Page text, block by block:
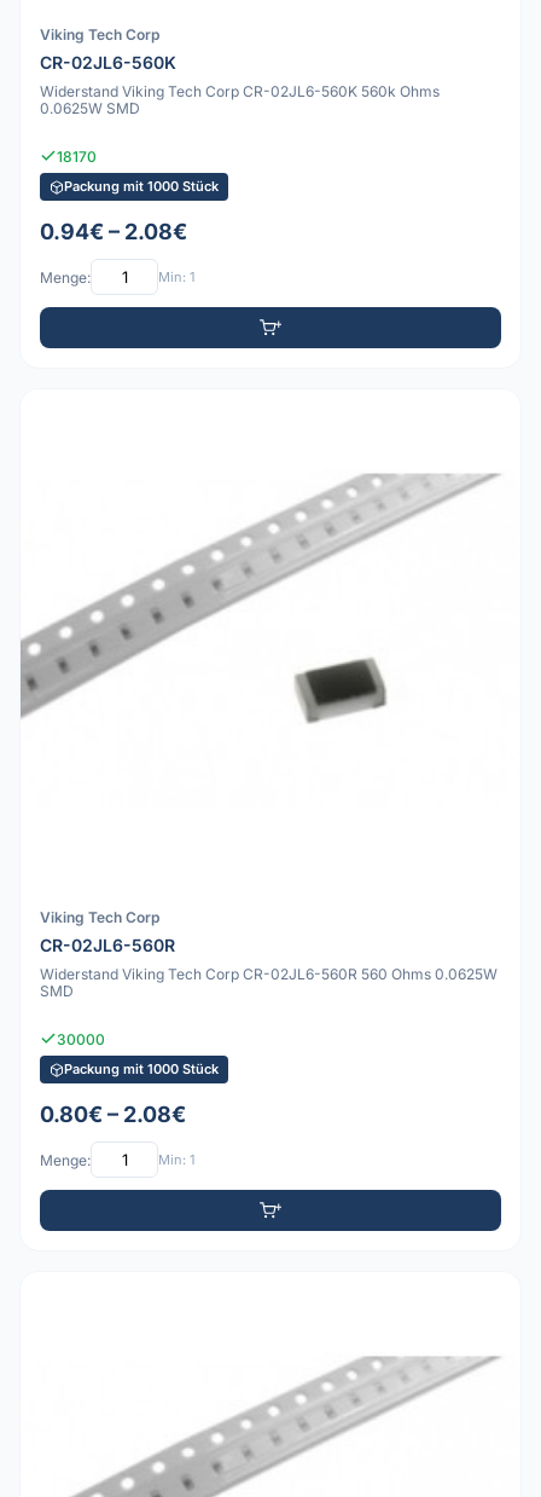
Viking Tech Corp
CR-02JL6-560K
Widerstand Viking Tech Corp CR-02JL6-560K 560k Ohms
0.0625W SMD
18170
Packung mit 1000 Stück
0.94€ – 2.08€
Menge: Min: 1
Viking Tech Corp
CR-02JL6-560R
Widerstand Viking Tech Corp CR-02JL6-560R 560 Ohms 0.0625W
SMD
30000
Packung mit 1000 Stück
0.80€ – 2.08€
Menge: Min: 1